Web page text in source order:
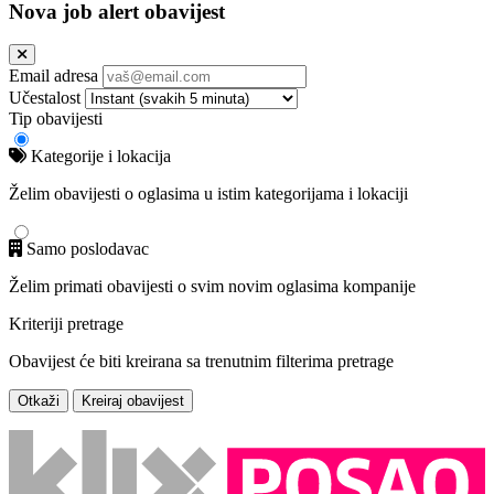
Nova job alert obavijest
Email adresa
Učestalost
Tip obavijesti
Kategorije i lokacija
Želim obavijesti o oglasima u istim kategorijama i lokaciji
Samo poslodavac
Želim primati obavijesti o svim novim oglasima kompanije
Kriteriji pretrage
Obavijest će biti kreirana sa trenutnim filterima pretrage
Otkaži Kreiraj obavijest